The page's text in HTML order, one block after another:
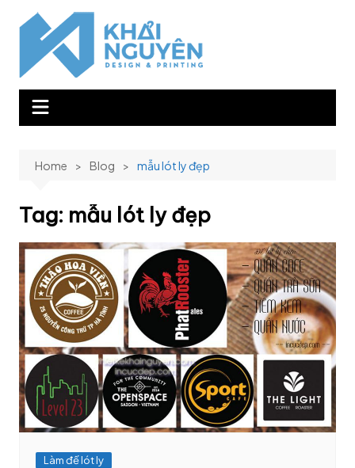
Home Blog mẫu lót ly đẹp
Tag: mẫu lót ly đẹp
Làm đế lót ly